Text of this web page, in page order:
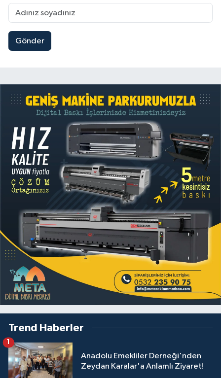
Gönder
Trend Haberler
Anadolu Emekliler Derneği'nden
Zeydan Karalar'a Anlamlı Ziyaret!
1